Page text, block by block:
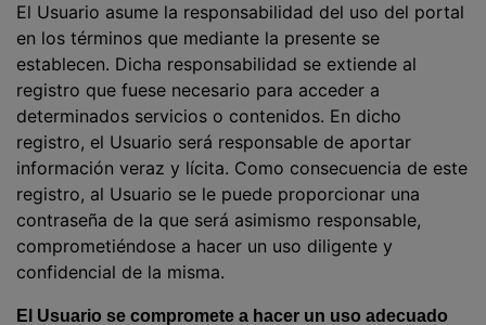
El Usuario asume la responsabilidad del uso del portal
en los términos que mediante la presente se
establecen. Dicha responsabilidad se extiende al
registro que fuese necesario para acceder a
determinados servicios o contenidos. En dicho
registro, el Usuario será responsable de aportar
información veraz y lícita. Como consecuencia de este
registro, al Usuario se le puede proporcionar una
contraseña de la que será asimismo responsable,
comprometiéndose a hacer un uso diligente y
confidencial de la misma.
El Usuario se compromete a hacer un uso adecuado